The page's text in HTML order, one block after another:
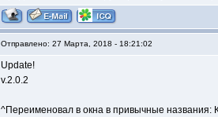
Отправлено: 27 Марта, 2018 - 18:21:02
Update!
v.2.0.2
^Переименовал в окна в привычные названия: